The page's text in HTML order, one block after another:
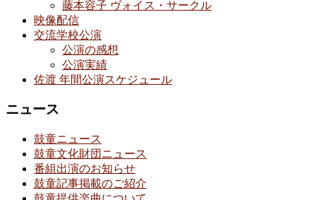
藤本容子 ヴォイス・サークル
映像配信
交流学校公演
公演の感想
公演実績
佐渡 年間公演スケジュール
ニュース
鼓童ニュース
鼓童文化財団ニュース
番組出演のお知らせ
鼓童記事掲載のご紹介